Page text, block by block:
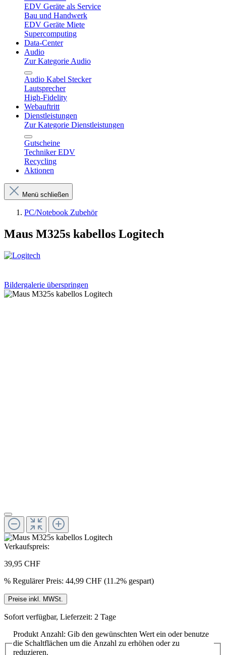
EDV Geräte als Service
Bau und Handwerk
EDV Geräte Miete
Supercomputing
Data-Center
Audio
Zur Kategorie Audio
Audio Kabel Stecker
Lautsprecher
High-Fidelity
Webauftritt
Dienstleistungen
Zur Kategorie Dienstleistungen
Gutscheine
Techniker EDV
Recycling
Aktionen
Menü schließen
PC/Notebook Zubehör
Maus M325s kabellos Logitech
Bildergalerie überspringen
Verkaufspreis:
39,95 CHF
% Regulärer Preis: 44,99 CHF (11.2% gespart)
Preise inkl. MWSt.
Sofort verfügbar, Lieferzeit: 2 Tage
Produkt Anzahl: Gib den gewünschten Wert ein oder benutze
die Schaltflächen um die Anzahl zu erhöhen oder zu
reduzieren.